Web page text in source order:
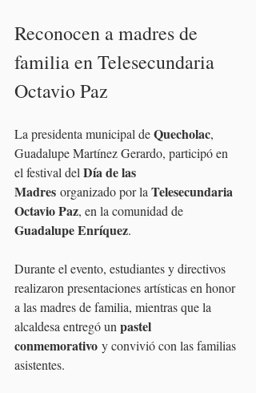
Reconocen a madres de
familia en Telesecundaria
Octavio Paz
La presidenta municipal de Quecholac,
Guadalupe Martínez Gerardo, participó en
el festival del Día de las
Madres organizado por la Telesecundaria
Octavio Paz, en la comunidad de
Guadalupe Enríquez.
Durante el evento, estudiantes y directivos
realizaron presentaciones artísticas en honor
a las madres de familia, mientras que la
alcaldesa entregó un pastel
conmemorativo y convivió con las familias
asistentes.